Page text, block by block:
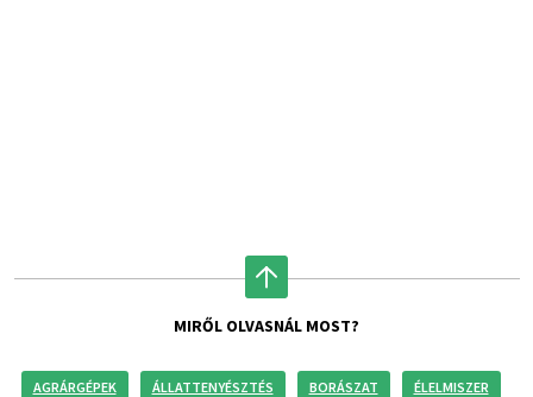
MIRŐL OLVASNÁL MOST?
AGRÁRGÉPEK ÁLLATTENYÉSZTÉS BORÁSZAT ÉLELMISZER